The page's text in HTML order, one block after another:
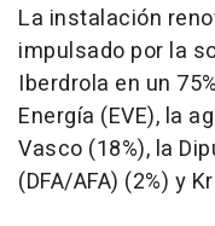
La instalación
impulsado por la
Iberdrola en un
Energía (EVE), la
Vasco (18%), la
(DFA/AFA) (2%) y